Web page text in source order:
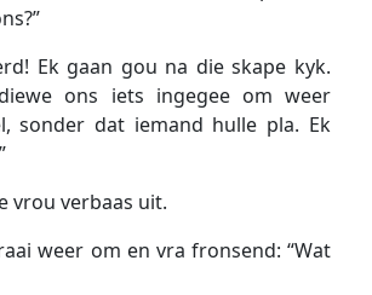
Ek gaan gou na die skape kyk.
ons iets ingegee om weer
sonder dat iemand hulle pla. Ek
vrou verbaas uit.
weer om en vra fronsend: “Wat